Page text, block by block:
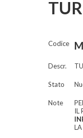
Codice
Descr.
Stato
Note
IL